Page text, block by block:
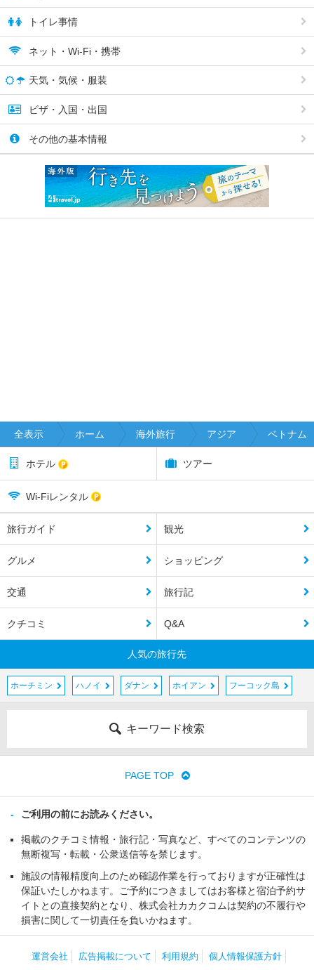
トイレ事情
ネット・Wi-Fi・携帯
天気・気候・服装
ビザ・入国・出国
その他の基本情報
全表示 ホーム 海外旅行 アジア ベトナム
ホテル ツアー
Wi-Fiレンタル
旅行ガイド 観光
グルメ ショッピング
交通 旅行記
クチコミ Q&A
人気の旅行先
ホーチミン ハノイ ダナン ホイアン フーコック島
キーワード検索
PAGE TOP
ご利用の前にお読みください。
掲載のクチコミ情報・旅行記・写真など、すべてのコンテンツの
無断複写・転載・公衆送信等を禁じます。
施設の情報精度向上のため確認作業を行っておりますが正確性は
保証いたしかねます。ご予約につきましてはお客様と宿泊予約サ
イトとの直接契約となり、株式会社カカクコムは契約の不履行や
損害に関して一切責任を負いかねます。
運営会社 広告掲載について 利用規約 個人情報保護方針